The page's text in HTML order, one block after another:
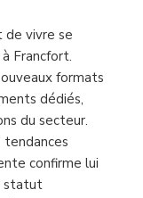
de vivre se
Francfort.
formats
dédiés,
du secteur.
confirme lui
statut